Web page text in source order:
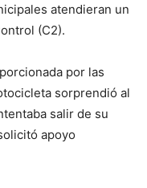
atendieran un
(C2).
por las
sorprendió al
salir de su
apoyo